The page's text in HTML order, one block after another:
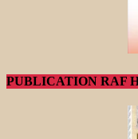
PUBLICATION RAF